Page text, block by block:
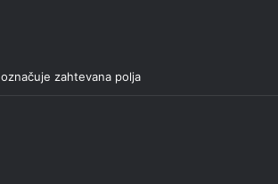
označuje zahtevana polja